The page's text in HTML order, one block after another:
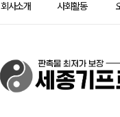
회사소개 사회활동